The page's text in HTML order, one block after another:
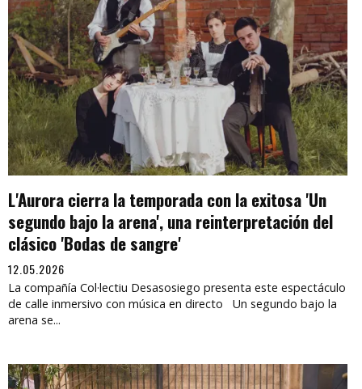
L'Aurora cierra la temporada con la exitosa 'Un
segundo bajo la arena', una reinterpretación del
clásico 'Bodas de sangre'
12.05.2026
La compañía Col·lectiu Desasosiego presenta este espectáculo
de calle inmersivo con música en directo Un segundo bajo la
arena se...